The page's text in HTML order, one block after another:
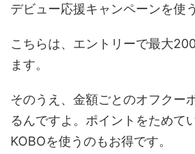
デビュー応援キャンペーンを使
こちらは、エントリーで最大
ます。
そのうえ、金額ごとのオフクー
るんですよ。ポイントをためて
KOBOを使うのもお得です。